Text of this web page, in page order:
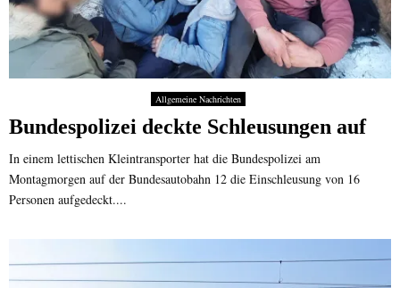
Allgemeine Nachrichten
Bundespolizei deckte Schleusungen auf
In einem lettischen Kleintransporter hat die Bundespolizei am
Montagmorgen auf der Bundesautobahn 12 die Einschleusung von 16
Personen aufgedeckt....